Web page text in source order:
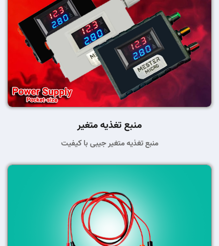
منبع تغذیه متغیر
منبع تغذیه متغیر جیبی با کیفیت